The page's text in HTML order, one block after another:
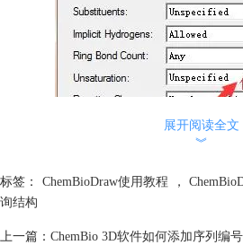
立体反应在Atom Properties
展开阅读全文
︾
标签： ChemBioDraw使用教程 ，
询结构
上一篇： ChemBio 3D软件如何添加序列编号